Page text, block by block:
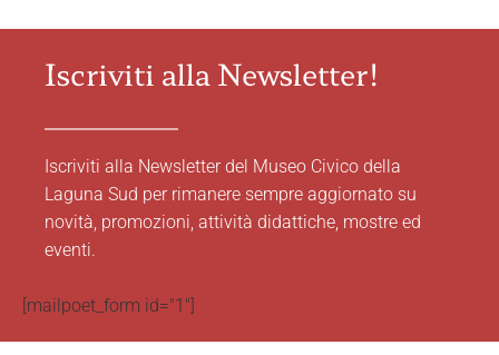
Iscriviti alla Newsletter!
Iscriviti alla Newsletter del Museo Civico della
Laguna Sud per rimanere sempre aggiornato su
novità, promozioni, attività didattiche, mostre ed
eventi.
[mailpoet_form id="1"]